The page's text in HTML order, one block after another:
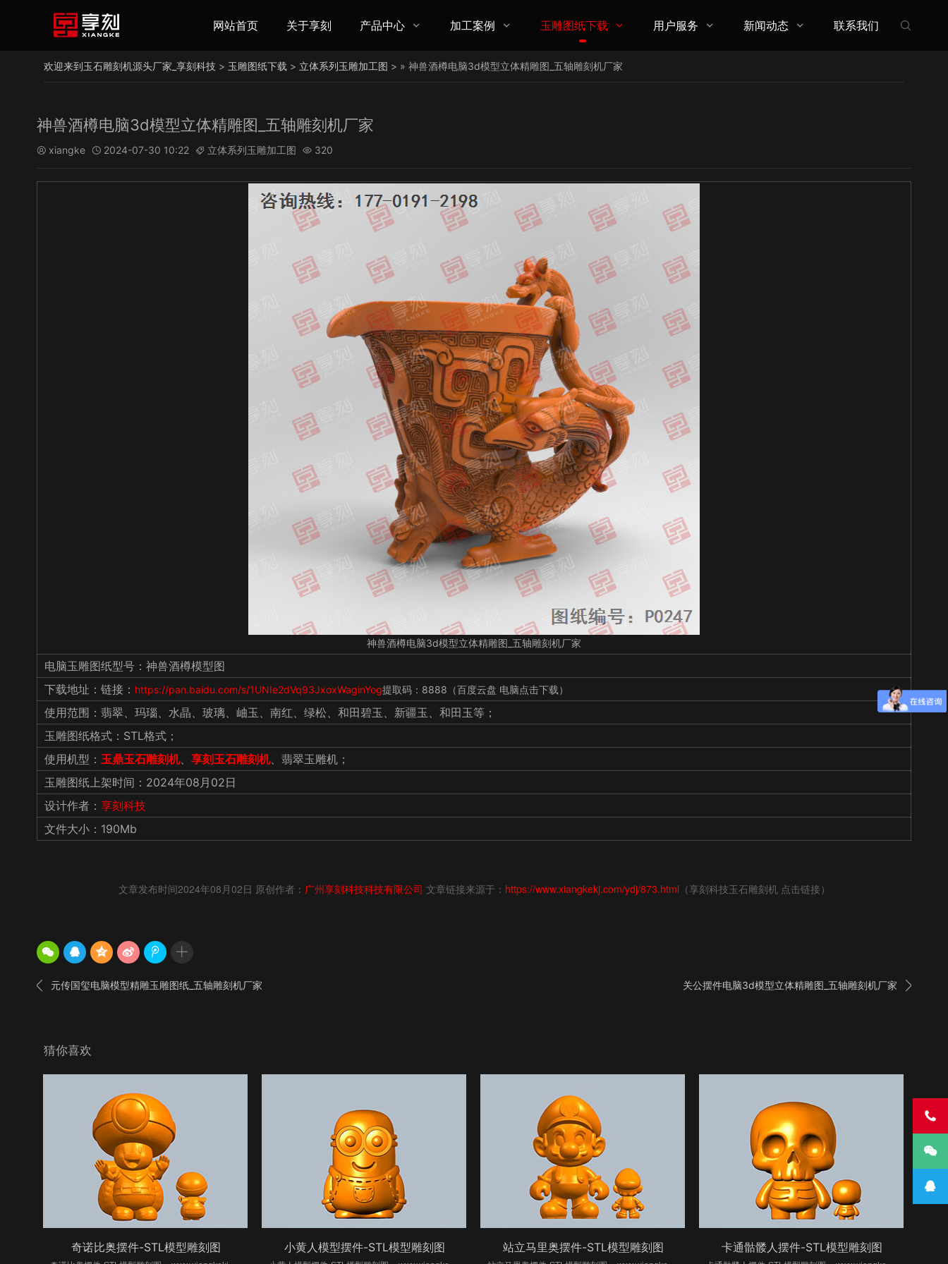

网站首页 关于享刻 产品中心  加工案例  玉雕图纸下载  用户服务  新闻动态  联系我们
欢迎来到玉石雕刻机源头厂家_享刻科技 > 玉雕图纸下载 > 立体系列玉雕加工图 > » 神兽酒樽电脑3d模型立体精雕图_五轴雕刻机厂家
神兽酒樽电脑3d模型立体精雕图_五轴雕刻机厂家
 xiangke  2024-07-30 10:22  立体系列玉雕加工图  320
神兽酒樽电脑3d模型立体精雕图_五轴雕刻机厂家
电脑玉雕图纸型号：神兽酒樽模型图
下载地址：链接： https://pan.baidu.com/s/1UNIe2dVq93JxoxWaginYog提取码：8888（百度云盘 电脑点击下载）
使用范围：翡翠、玛瑙、水晶、玻璃、岫玉、南红、绿松、和田碧玉、新疆玉、和田玉等；
玉雕图纸格式：STL格式；
使用机型： 玉鼎玉石雕刻机、 享刻玉石雕刻机、翡翠玉雕机；
玉雕图纸上架时间：2024年08月02日
设计作者： 享刻科技
文件大小：190Mb
文章发布时间2024年08月02日 原创作者： 广州享刻科技科技有限公司 文章链接来源于： https://www.xiangkekj.com/ydj/873.html（享刻科技玉石雕刻机 点击链接）
 元传国玺电脑模型精雕玉雕图纸_五轴雕刻机厂家 
关公摆件电脑3d模型立体精雕图_五轴雕刻机厂家
猜你喜欢
奇诺比奥摆件-STL模型雕刻图 小黄人模型摆件-STL模型雕刻图 站立马里奥摆件-STL模型雕刻图 卡通骷髅人摆件-STL模型雕刻图


